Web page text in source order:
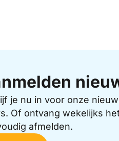
je nu in voor onze
Of ontvang wekelijks
afmelden.